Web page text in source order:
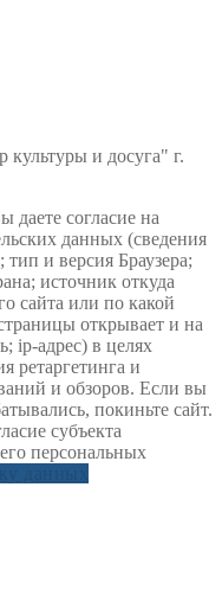
и досуга" г.
даете согласие на
данных (сведения
и версия Браузера;
источник откуда
сайта или по какой
открывает и на
ip-адрес) в целях
ретаргетинга и
и обзоров. Если вы
покиньте сайт.
субъекта
персональных